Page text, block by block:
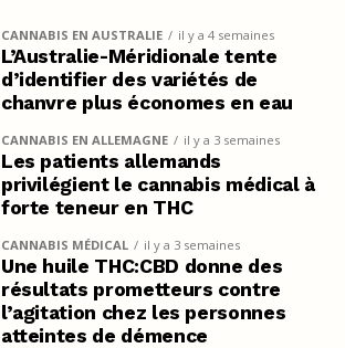
CANNABIS EN AUSTRALIE il y a 4 semaines
L’Australie-Méridionale tente
d’identifier des variétés de
chanvre plus économes en eau
CANNABIS EN ALLEMAGNE il y a 3 semaines
Les patients allemands
privilégient le cannabis médical à
forte teneur en THC
CANNABIS MÉDICAL il y a 3 semaines
Une huile THC:CBD donne des
résultats prometteurs contre
l’agitation chez les personnes
atteintes de démence